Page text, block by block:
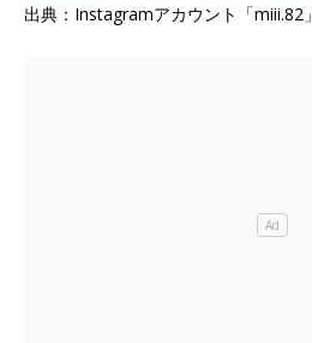
出典：Instagramアカウント「miii.82」